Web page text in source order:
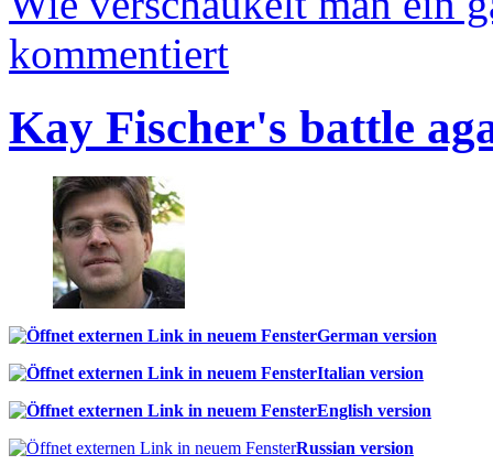
kommentiert
Kay Fischer's battle
German version
Italian version
English version
Russian version